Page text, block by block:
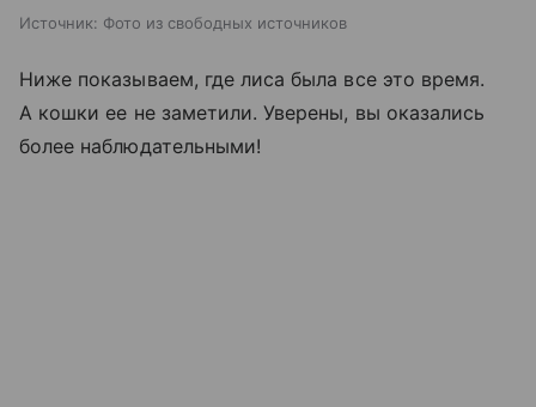
Источник: Фото из свободных источников
Ниже показываем, где лиса была все это время.
А кошки ее не заметили. Уверены, вы оказались
более наблюдательными!